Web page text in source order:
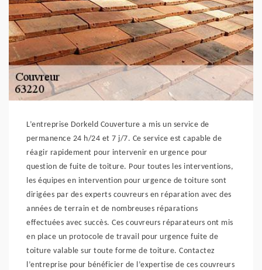
L’entreprise Dorkeld Couverture a mis un service de
permanence 24 h/24 et 7 j/7. Ce service est capable de
réagir rapidement pour intervenir en urgence pour
question de fuite de toiture. Pour toutes les interventions,
les équipes en intervention pour urgence de toiture sont
dirigées par des experts couvreurs en réparation avec des
années de terrain et de nombreuses réparations
effectuées avec succès. Ces couvreurs réparateurs ont mis
en place un protocole de travail pour urgence fuite de
toiture valable sur toute forme de toiture. Contactez
l’entreprise pour bénéficier de l’expertise de ces couvreurs